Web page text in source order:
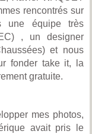
rencontrés sur
une équipe très
, un designer
et nous
fonder take it, la
gratuite.
mes photos,
avait pris le